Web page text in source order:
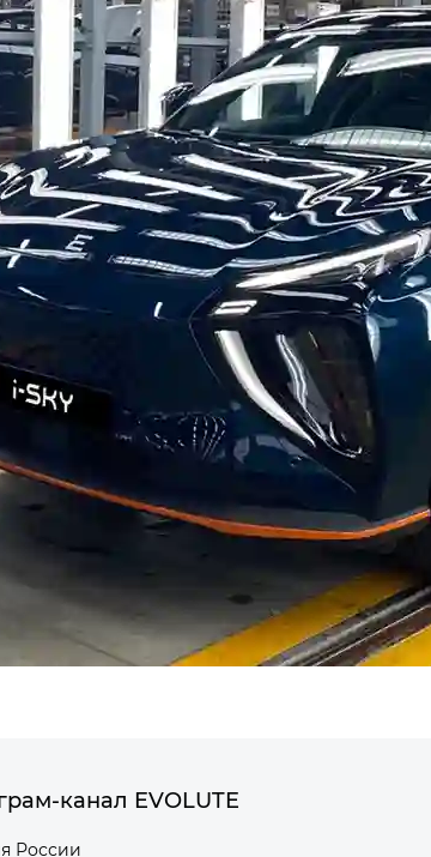
канал EVOLUTE
России